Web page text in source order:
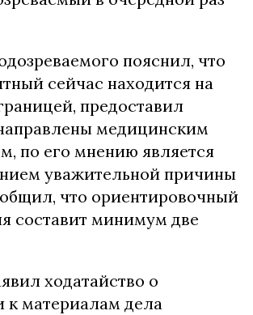
пояснил, что
сейчас находится на
предоставил
медицинским
по его мнению является
уважительной причины
что ориентировочный
составит минимум две
ходатайство о
к материалам дела